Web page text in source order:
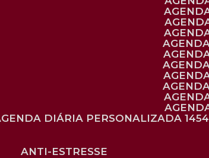
AGENDA DIÁRIA PERSONALIZADA 1454
ANTI-ESTRESSE